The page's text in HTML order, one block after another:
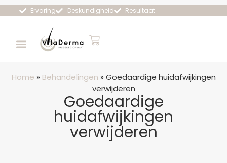
Ervaring Deskundigheid Resultaat
Home » Behandelingen » Goedaardige huidafwijkingen
verwijderen
Goedaardige
huidafwijkingen
verwijderen